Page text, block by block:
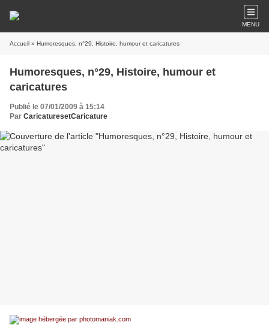
MENU
Accueil » Humoresques, n°29, Histoire, humour et caricatures
Humoresques, n°29, Histoire, humour et
caricatures
Publié le 07/01/2009 à 15:14
Par CaricaturesetCaricature